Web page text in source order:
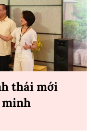
thái mới
minh